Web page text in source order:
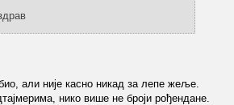
али није касно никад за лепе жеље.
нико више не броји рођендане.